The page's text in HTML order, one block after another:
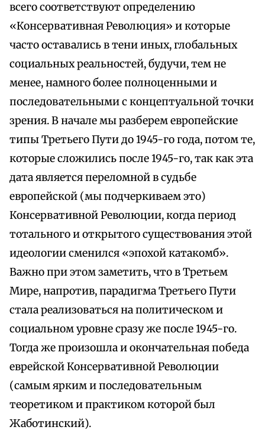
всего соответствуют определению
«Консервативная Революция» и которые
часто оставались в тени иных, глобальных
социальных реальностей, будучи, тем не
менее, намного более полноценными и
последовательными с концептуальной точки
зрения. В начале мы разберем европейские
типы Третьего Пути до 1945-го года, потом те,
которые сложились после 1945-го, так как эта
дата является переломной в судьбе
европейской (мы подчеркиваем это)
Консервативной Революции, когда период
тотального и открытого существования этой
идеологии сменился «эпохой катакомб».
Важно при этом заметить, что в Третьем
Мире, напротив, парадигма Третьего Пути
стала реализоваться на политическом и
социальном уровне сразу же после 1945-го.
Тогда же произошла и окончательная победа
еврейской Консервативной Революции
(самым ярким и последовательным
теоретиком и практиком которой был
Жаботинский).